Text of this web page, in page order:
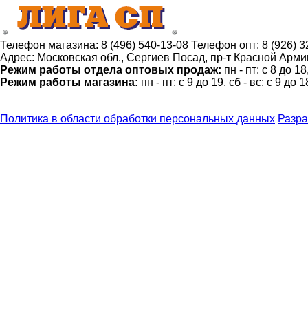
Телефон магазина: 8 (496) 540-13-08 Телефон опт: 8 (926)
Адрес: Московская обл., Сергиев Посад, пр-т Красной
Режим работы отдела оптовых продаж: пн - пт: с 8 до
Режим работы магазина: пн - пт: с 9 до 19, сб - вс: с 9 до
Политика в области обработки персональных данных